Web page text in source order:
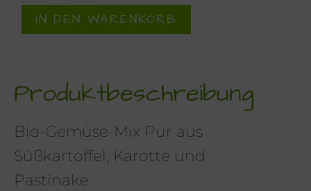
IN DEN WARENKORB
Produktbeschreibung
Bio-Gemüse-Mix Pur aus
Süßkartoffel, Karotte und
Pastinake